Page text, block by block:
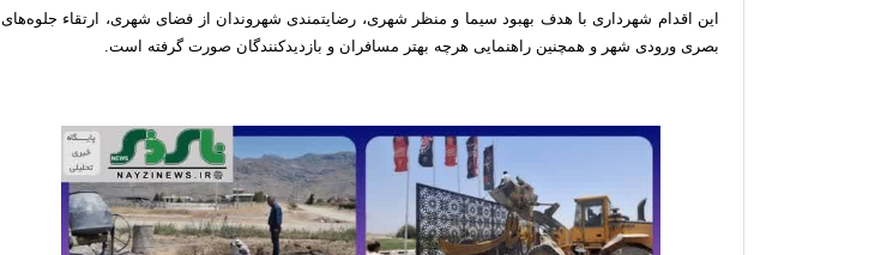
این اقدام شهرداری با هدف بهبود سیما و منظر شهری، رضایتمندی شهروندان از فضای شهری، ارتقاء جلوه‌های
بصری ورودی شهر و همچنین راهنمایی هرچه بهتر مسافران و بازدیدکنندگان صورت گرفته است.